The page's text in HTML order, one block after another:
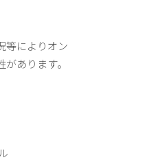
等によりオン
あります。